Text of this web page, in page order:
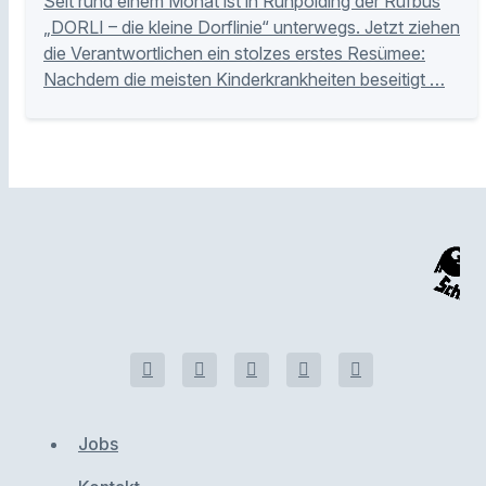
„DORLI – die kleine Dorflinie“ unterwegs. Jetzt ziehen
die Verantwortlichen ein stolzes erstes Resümee:
Nachdem die meisten Kinderkrankheiten beseitigt …
Jobs